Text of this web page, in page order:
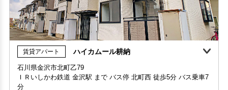
部屋号数 406号室
家賃 34,500円・共益費 4,500円
階数 4階
間取り 1K・専有面積 18.55㎡
敷金 - ・礼金 -
保証人不要・代行 インターネット無料
敷金・礼金ゼロ
部屋号数 206号室
家賃 43,000円・共益費 3,500円
階数 2階
間取り 2K・専有面積 46.5㎡
保証人不要・代行 インターネット無料
石川県金沢市北町乙79
ＩＲいしかわ鉄道 金沢駅 まで バス停 北町西 徒歩5分 バス乗車7
分
1996年05月築
軽量鉄骨造
2階建
間取り：2LDK
2LDK
家賃：48,000円
インターネット無料 リノベーション部屋有